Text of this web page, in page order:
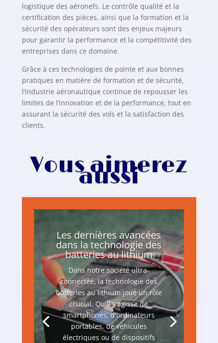
logistique des aéronefs. Le contrôle qualité et la
certification des pièces, ainsi que la formation et la
sécurité des opérateurs sont des enjeux majeurs
pour garantir la performance et la compétitivité des
entreprises dans ce domaine.
Grâce à ces technologies de pointe et aux bonnes
pratiques en matière de formation et de sécurité,
l’industrie aéronautique continue de repousser les
limites de l’innovation et de la performance, tout en
assurant la sécurité des vols et la satisfaction des
clients.
Vous aimerez
aussi
Les dernières avancées
dans la technologie des
batteries au lithium
Dans notre société ultra-
connectée, la technologie des
batteries au lithium joue un rôle
crucial. Qu'il s'agisse de
smartphones, d'ordinateurs
portables, de véhicules
électriques ou de dispositifs